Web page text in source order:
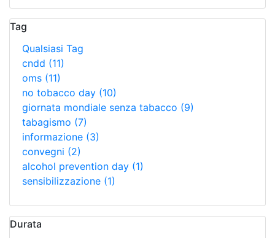
Tag
Qualsiasi Tag
cndd (11)
oms (11)
no tobacco day (10)
giornata mondiale senza tabacco (9)
tabagismo (7)
informazione (3)
convegni (2)
alcohol prevention day (1)
sensibilizzazione (1)
Durata